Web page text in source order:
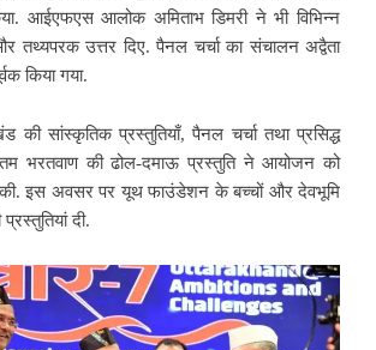
आईएफएस आलोक अमिताभ डिमरी ने भी विभिन्न
तथ्यपरक उत्तर दिए. पैनल चर्चा का संचालन अद्वैता
किया गया.
की सांस्कृतिक प्रस्तुतियाँ, पैनल चर्चा तथा प्रसिद्ध
भरतवाण की ढोल-दमाऊ प्रस्तुति ने आयोजन को
की. इस अवसर पर यूथ फाउंडेशन के बच्चों और देवभूमि
दी.